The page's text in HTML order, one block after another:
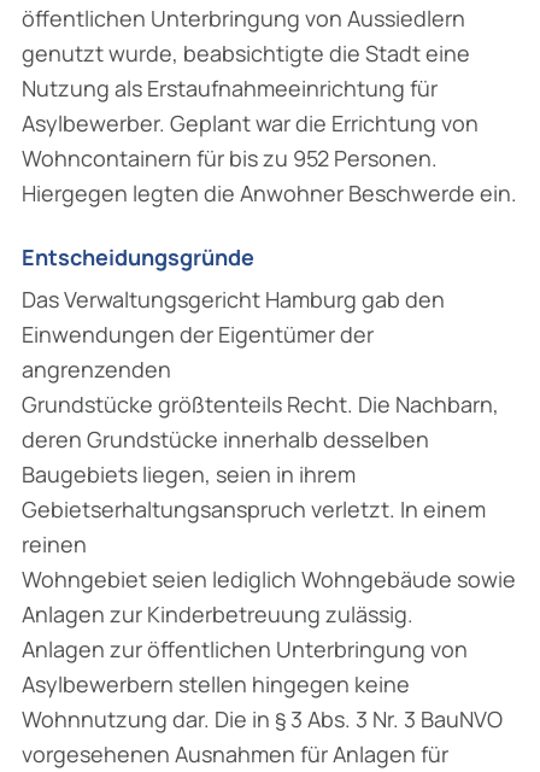
öffentlichen Unterbringung von Aussiedlern
genutzt wurde, beabsichtigte die Stadt eine
Nutzung als Erstaufnahmeeinrichtung für
Asylbewerber. Geplant war die Errichtung von
Wohncontainern für bis zu 952 Personen.
Hiergegen legten die Anwohner Beschwerde ein.
Entscheidungsgründe
Das Verwaltungsgericht Hamburg gab den
Einwendungen der Eigentümer der
angrenzenden
Grundstücke größtenteils Recht. Die Nachbarn,
deren Grundstücke innerhalb desselben
Baugebiets liegen, seien in ihrem
Gebietserhaltungsanspruch verletzt. In einem
reinen
Wohngebiet seien lediglich Wohngebäude sowie
Anlagen zur Kinderbetreuung zulässig.
Anlagen zur öffentlichen Unterbringung von
Asylbewerbern stellen hingegen keine
Wohnnutzung dar. Die in § 3 Abs. 3 Nr. 3 BauNVO
vorgesehenen Ausnahmen für Anlagen für